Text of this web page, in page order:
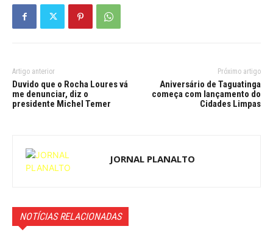
Artigo anterior
Duvido que o Rocha Loures vá
me denunciar, diz o
presidente Michel Temer
Próximo artigo
Aniversário de Taguatinga
começa com lançamento do
Cidades Limpas
JORNAL PLANALTO
NOTÍCIAS RELACIONADAS